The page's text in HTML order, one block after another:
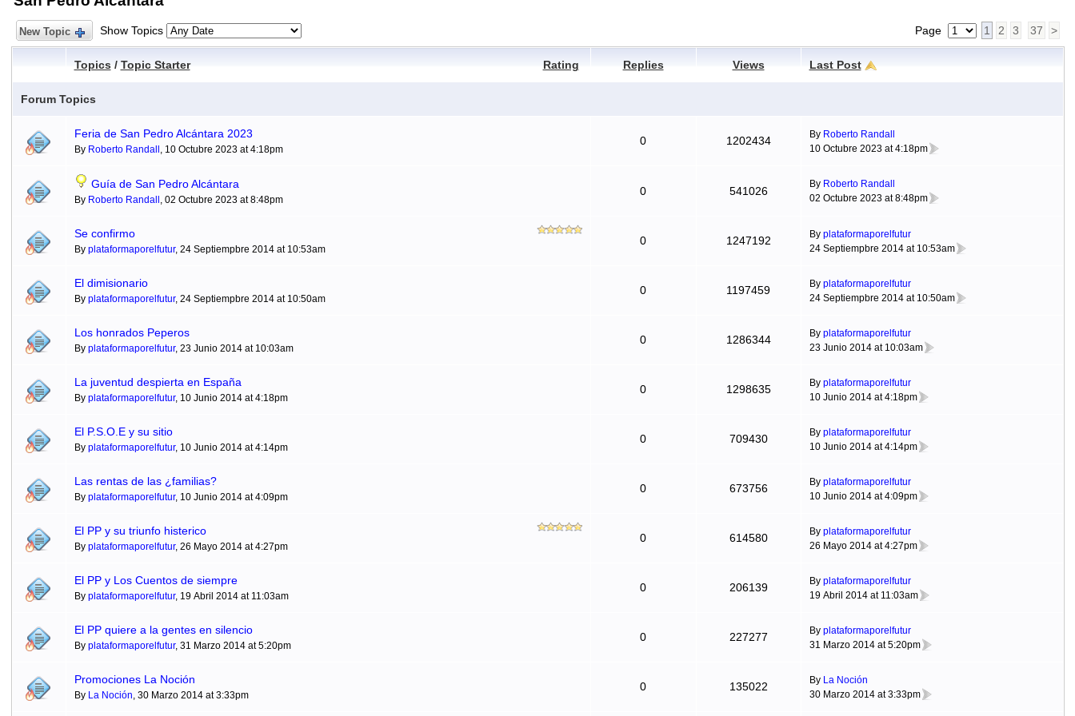
New Topic Show Topics Page 1 2 3 37 >
Topics / Topic Starter Rating Replies Views Last Post
Forum Topics
Feria de San Pedro Alcántara 2023
By Roberto Randall , 10 Octubre 2023 at 4:18pm
0 1202434 By Roberto Randall
10 Octubre 2023 at 4:18pm
Guía de San Pedro Alcántara
By Roberto Randall , 02 Octubre 2023 at 8:48pm
0 541026
By Roberto Randall
02 Octubre 2023 at 8:48pm
Se confirmo
By plataformaporelfutur, 24 Septiempbre 2014 at 10:53am
0 1247192 By plataformaporelfutur
24 Septiempbre 2014 at 10:53am
El dimisionario
By plataformaporelfutur, 24 Septiempbre 2014 at 10:50am
0 1197459 By plataformaporelfutur
24 Septiempbre 2014 at 10:50am
Los honrados Peperos
By plataformaporelfutur, 23 Junio 2014 at 10:03am
0 1286344 By plataformaporelfutur
23 Junio 2014 at 10:03am
La juventud despierta en España
By plataformaporelfutur, 10 Junio 2014 at 4:18pm
0 1298635 By plataformaporelfutur
10 Junio 2014 at 4:18pm
El P.S.O.E y su sitio
By plataformaporelfutur, 10 Junio 2014 at 4:14pm
0 709430 By plataformaporelfutur
10 Junio 2014 at 4:14pm
Las rentas de las ¿familias?
By plataformaporelfutur, 10 Junio 2014 at 4:09pm
0 673756 By plataformaporelfutur
10 Junio 2014 at 4:09pm
El PP y su triunfo histerico
By plataformaporelfutur, 26 Mayo 2014 at 4:27pm
0 614580 By plataformaporelfutur
26 Mayo 2014 at 4:27pm
El PP y Los Cuentos de siempre
By plataformaporelfutur, 19 Abril 2014 at 11:03am
0 206139 By plataformaporelfutur
19 Abril 2014 at 11:03am
El PP quiere a la gentes en silencio
By plataformaporelfutur, 31 Marzo 2014 at 5:20pm
0 227277 By plataformaporelfutur
31 Marzo 2014 at 5:20pm
Promociones La Noción
By La Noción, 30 Marzo 2014 at 3:33pm
0 135022 By La Noción
30 Marzo 2014 at 3:33pm